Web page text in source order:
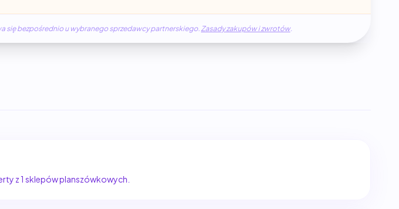
się bezpośrednio u wybranego sprzedawcy partnerskiego.Zasady zakupów i zwrotów.
z 1 sklepów planszówkowych.